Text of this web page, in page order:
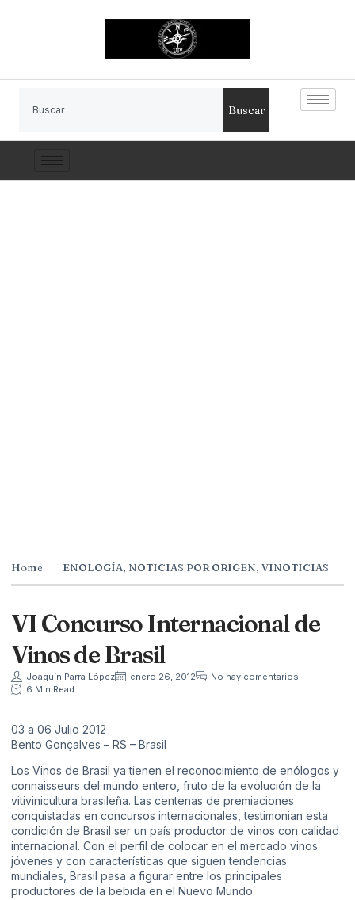
Buscar
Home ENOLOGÍA, NOTICIAS POR ORIGEN, VINOTICIAS
VI Concurso Internacional de
Vinos de Brasil
Joaquín Parra López enero 26, 2012
No hay comentarios
6 Min Read
03 a 06 Julio 2012
Bento Gonçalves – RS – Brasil
Los Vinos de Brasil ya tienen el reconocimiento de enólogos y
connaisseurs del mundo entero, fruto de la evolución de la
vitivinicultura brasileña. Las centenas de premiaciones
conquistadas en concursos internacionales, testimonian esta
condición de Brasil ser un país productor de vinos con calidad
internacional. Con el perfil de colocar en el mercado vinos
jóvenes y con características que siguen tendencias
mundiales, Brasil pasa a figurar entre los principales
productores de la bebida en el Nuevo Mundo.